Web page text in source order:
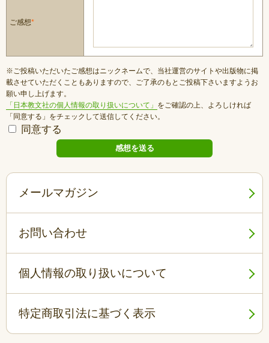
ご感想*
※ご投稿いただいたご感想はニックネームで、当社運営のサイトや出版物に掲
載させていただくこともありますので、ご了承のもとご投稿下さいますようお
願い申し上げます。
「日本教文社の個人情報の取り扱いについて」 をご確認の上、よろしければ
「同意する」をチェックして送信してください。
同意する
メールマガジン
お問い合わせ
個人情報の取り扱いについて
特定商取引法に基づく表示